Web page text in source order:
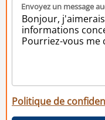
Envoyez un message
Politique de